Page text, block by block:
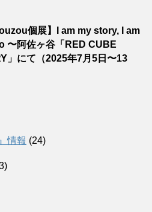
個展】I am my story, I am
〜阿佐ヶ谷「RED CUBE
」にて（2025年7月5日〜13
情報 (24)